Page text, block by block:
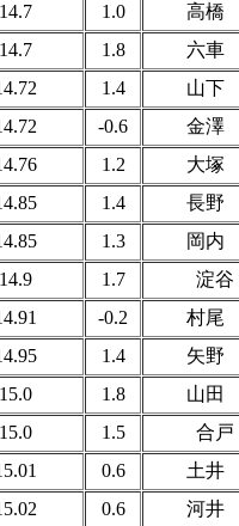
14.7 1.0
高橋
14.7
1.8
六車
1.4
山下
-0.6
金澤
1.2
大塚
1.4
長野
1.3
岡内
14.9 1.7
淀
-0.2
村尾
1.4
矢野
15.0 1.8
山田
15.0
1.5
合
0.6
土井
0.6 河井